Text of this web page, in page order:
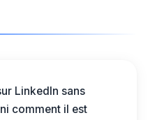
LinkedIn sans
comment il est